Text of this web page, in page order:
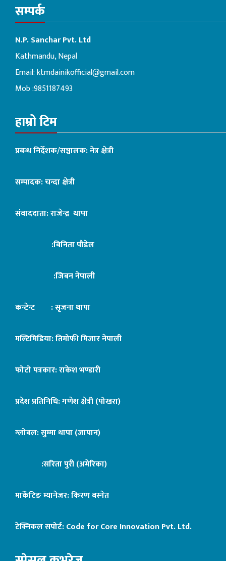
सम्पर्क
N.P. Sanchar Pvt. Ltd
Kathmandu, Nepal
Email:ktmdainikofficial@gmail.com
Mob :9851187493
हाम्रो टिम
प्रबन्ध निर्देशक/सञ्चालक: नेत्र क्षेत्री
सम्पादक: चन्दा क्षेत्री
संवाददाता: राजेन्द्र थापा
:बिनिता पौडेल
:जिबन नेपाली
कन्टेन्ट : सृजना थापा
मल्टिमिडिया: तिमोफी मिजार नेपाली
फोटो पत्रकार: राकेश भण्डारी
प्रदेश प्रतिनिधि: गणेश क्षेत्री (पोखरा)
ग्लोबल: सुम्मा थापा (जापान)
:सरिता पुरी (अमेरिका)
मार्केटिङ म्यानेजर: किरण बस्नेत
टेक्निकल सपोर्ट:Code for Core Innovation Pvt. Ltd.